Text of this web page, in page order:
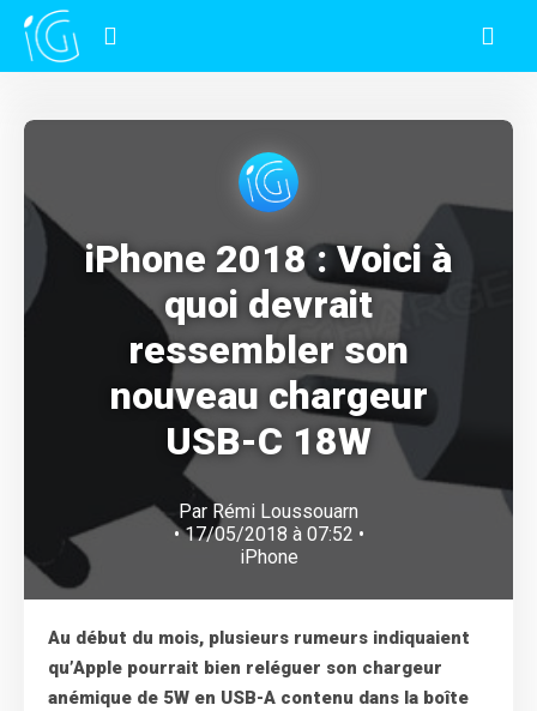
iPhone 2018 : Voici à
quoi devrait
ressembler son
nouveau chargeur
USB-C 18W
Par Rémi Loussouarn
• 17/05/2018 à 07:52 •
iPhone
Au début du mois, plusieurs rumeurs indiquaient
qu’Apple pourrait bien reléguer son chargeur
anémique de 5W en USB-A contenu dans la boîte